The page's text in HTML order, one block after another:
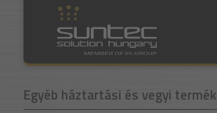
Egyéb háztartási és vegyi termék